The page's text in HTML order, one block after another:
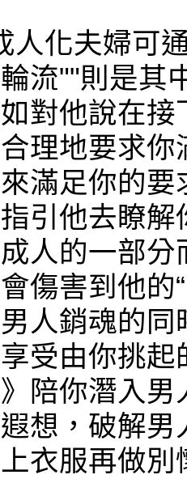
人化夫婦可
流""則是其
對他說在接
理地要求
滿足你的
引他去瞭
人的一部
傷害到他的
人銷魂的
受由你挑
》陪你潛入
想，破解男
衣服再做